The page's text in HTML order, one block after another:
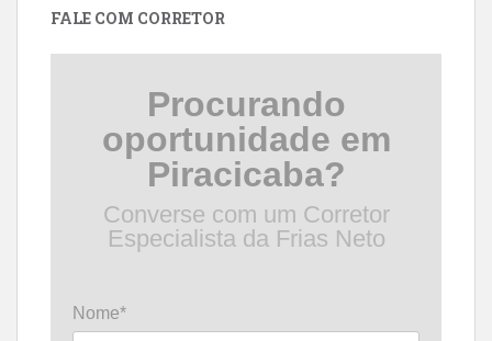
FALE COM CORRETOR
Procurando
oportunidade em
Piracicaba?
Converse com um Corretor
Especialista da Frias Neto
Nome*